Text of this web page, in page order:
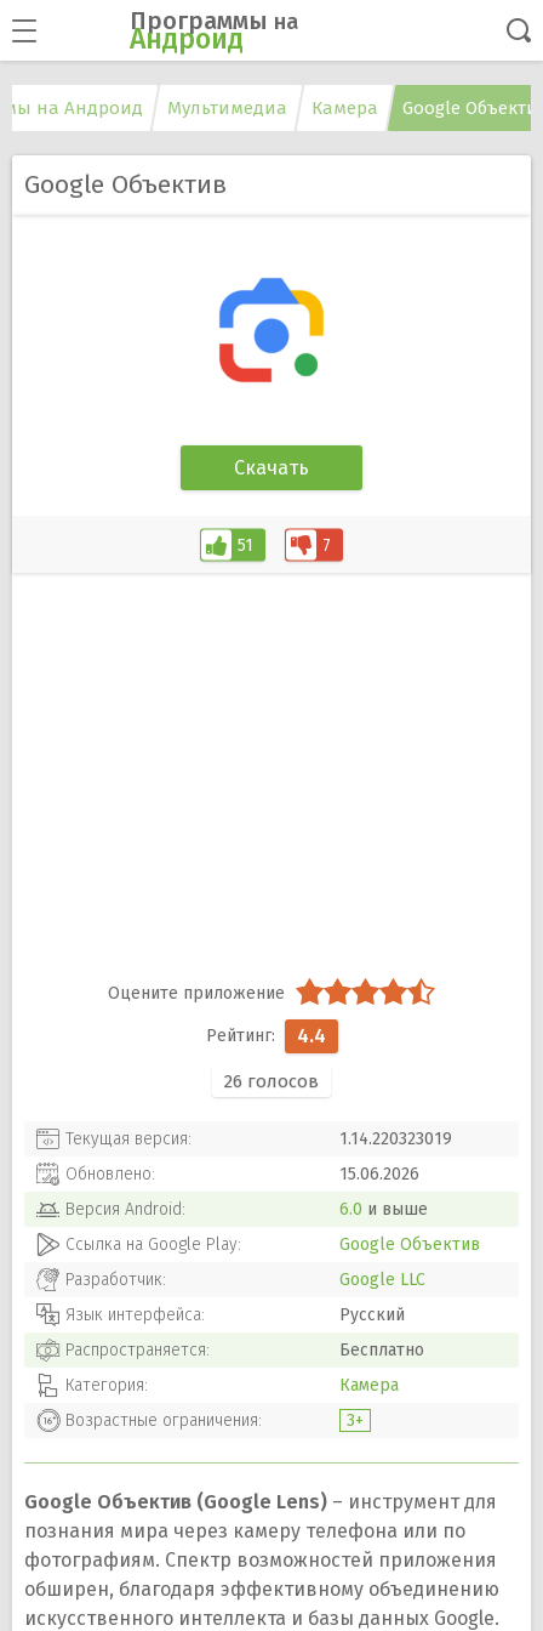
Программы на
Андроид
на Андроид Мультимедиа Камера Google
Google Объектив
Скачать
51 7
4.4
26 голосов
Текущая версия:
1.14.220323019
Обновлено:
15.06.2026
Версия Android: 6.0 и выше
Ссылка на Google Play:
Google Объектив
Разработчик:
Google LLC
Язык интерфейса:
Русский
Распространяется:
Бесплатно
Категория:
Камера
Возрастные ограничения:
3+
Google Объектив (Google Lens) – инструмент для
познания мира через камеру телефона или по
фотографиям. Спектр возможностей приложения
обширен, благодаря эффективному объединению
искусственного интеллекта и базы данных Google.